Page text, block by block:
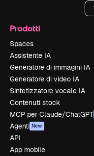
Prodotti
Spaces
Assistente IA
Generatore di immagini IA
Generatore di video IA
Sintetizzatore vocale IA
Contenuti stock
MCP per Claude/ChatGPT
Agenti New
API
App mobile